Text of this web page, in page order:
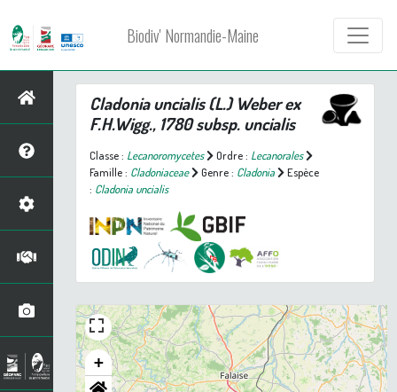
Biodiv' Normandie-Maine
Cladonia uncialis(L.) Weber ex
F.H.Wigg., 1780 subsp. uncialis
Classe : Lecanoromycetes Ordre : Lecanorales
Famille : Cladoniaceae Genre : Cladonia
Espèce
: Cladonia uncialis
+